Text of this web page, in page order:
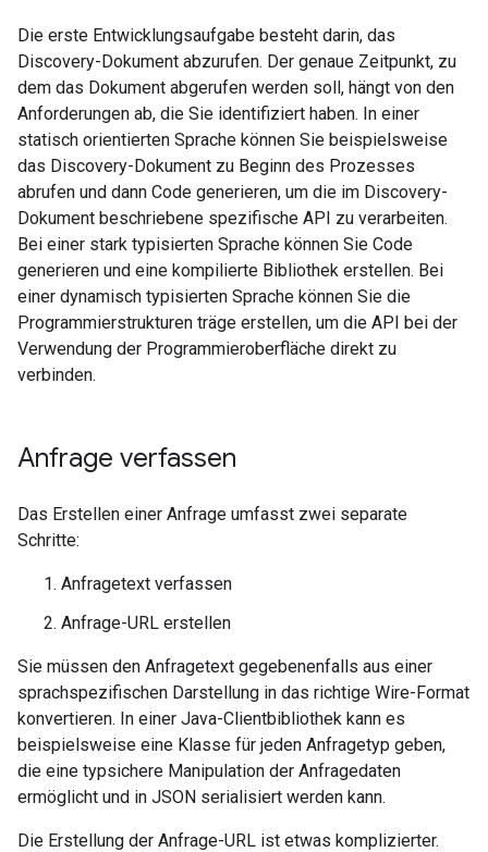
Die erste Entwicklungsaufgabe besteht darin, das
Discovery-Dokument abzurufen. Der genaue Zeitpunkt, zu
dem das Dokument abgerufen werden soll, hängt von den
Anforderungen ab, die Sie identifiziert haben. In einer
statisch orientierten Sprache können Sie beispielsweise
das Discovery-Dokument zu Beginn des Prozesses
abrufen und dann Code generieren, um die im Discovery-
Dokument beschriebene spezifische API zu verarbeiten.
Bei einer stark typisierten Sprache können Sie Code
generieren und eine kompilierte Bibliothek erstellen. Bei
einer dynamisch typisierten Sprache können Sie die
Programmierstrukturen träge erstellen, um die API bei der
Verwendung der Programmieroberfläche direkt zu
verbinden.
Anfrage verfassen
Das Erstellen einer Anfrage umfasst zwei separate
Schritte:
Anfragetext verfassen
Anfrage-URL erstellen
Sie müssen den Anfragetext gegebenenfalls aus einer
sprachspezifischen Darstellung in das richtige Wire-Format
konvertieren. In einer Java-Clientbibliothek kann es
beispielsweise eine Klasse für jeden Anfragetyp geben,
die eine typsichere Manipulation der Anfragedaten
ermöglicht und in JSON serialisiert werden kann.
Die Erstellung der Anfrage-URL ist etwas komplizierter.